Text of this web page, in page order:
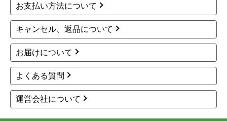
【注文商品】給湯器 【注文時期】2026
年03月頃
【このショップを選んだ理由は？】
ガス給湯器の本体＋工事込みの価格が他店より安か
ったため。
【注文からどのくらいで届きましたか？】
お支払い方法について
キャンセル、返品について
お届けについて
よくある質問
運営会社について